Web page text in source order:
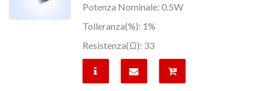
Potenza Nominale: 0.5W
Tolleranza(%): 1%
Resistenza(Ω): 33